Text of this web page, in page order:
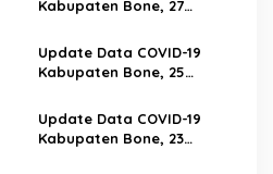
Kabupaten Bone, 27
Wita
Update Data COVID-19
Kabupaten Bone, 25
Wita
Update Data COVID-19
Kabupaten Bone, 23